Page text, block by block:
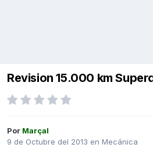
Revision 15.000 km
Por Marçal
9 de Octubre del 2013 en Mecánica